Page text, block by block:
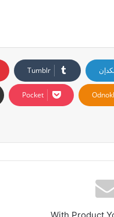
‫Pocket
With Product